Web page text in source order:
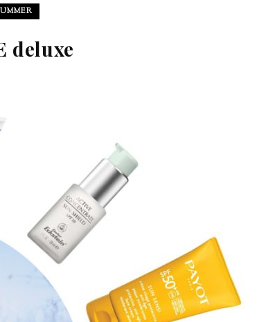
deluxe